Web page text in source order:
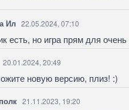
Ил 22.05.2024, 07:10
есть, но игра прям для
20.01.2024, 20:49
новую версию, плиз! :)
21.11.2023, 19:20